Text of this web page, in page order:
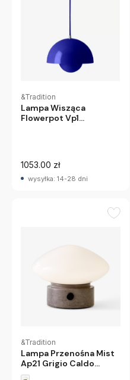
&Tradition
Lampa Wisząca
Flowerpot Vp1
1053.00 zł
wysyłka: 14-28 dni
&Tradition
Lampa Przenośna Mist
Ap21 Grigio Caldo
Andtradition